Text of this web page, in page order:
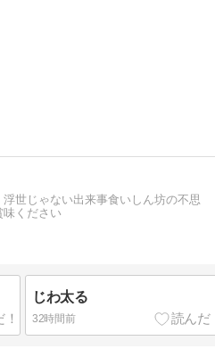
世じゃない出来事食いしん坊の不思
ください
じわ太る
32時間前